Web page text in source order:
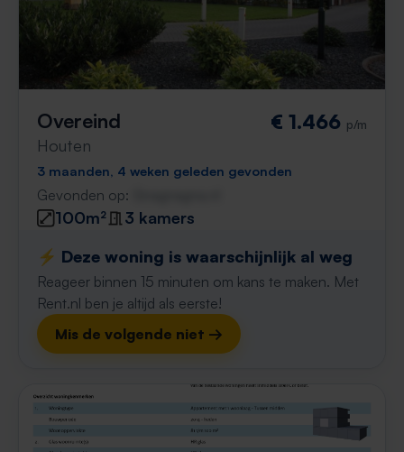
Overeind
Houten
€ 1.466 p/m
3 maanden, 4 weken geleden gevonden
Gevonden op:
100m²
3 kamers
⚡️ Deze woning is waarschijnlijk al weg
Reageer binnen 15 minuten om kans te maken. Met
Rent.nl ben je altijd als eerste!
Mis de volgende niet →